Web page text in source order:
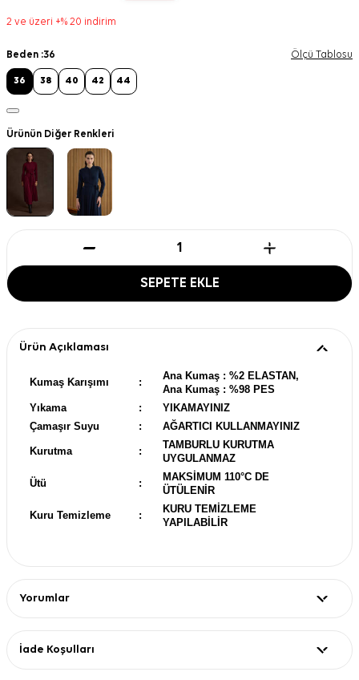
2 ve üzeri +% 20 indirim
Beden :36 Ölçü Tablosu
36 38 40 42 44
Ürünün Diğer Renkleri
SEPETE EKLE
Ürün Açıklaması
Kumaş Karışımı :
Ana Kumaş : %2 ELASTAN,
Ana Kumaş : %98 PES
Yıkama
:
YIKAMAYINIZ
Çamaşır Suyu
: AĞARTICI KULLANMAYINIZ
Kurutma :
TAMBURLU KURUTMA
UYGULANMAZ
Ütü :
MAKSİMUM 110°C DE
ÜTÜLENİR
Kuru Temizleme :
KURU TEMİZLEME
YAPILABİLİR
Yorumlar
İade Koşulları